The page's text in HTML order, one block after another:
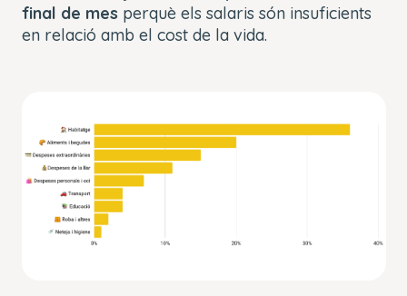
final de mes perquè els salaris són insuficients
en relació amb el cost de la vida.